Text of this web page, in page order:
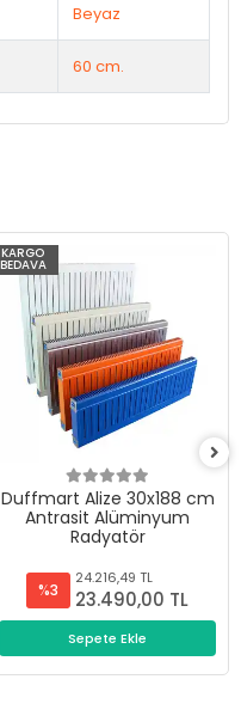
Beyaz
60 cm.
KARGO
BEDAVA
Duffmart Alize 30x188 cm
Antrasit Alüminyum
Radyatör
%3
24.216,49 TL
23.490,00 TL
Sepete Ekle